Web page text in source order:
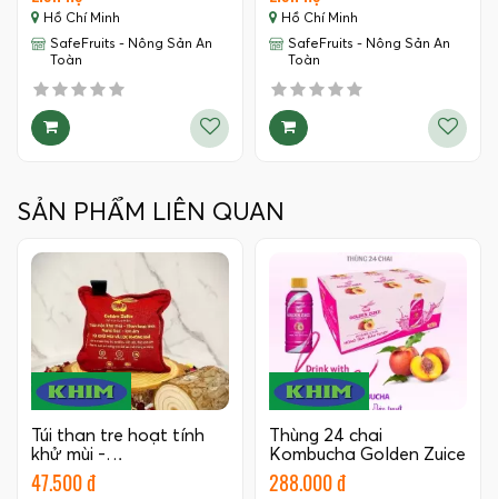
Hồ Chí Minh
SafeFruits - Nông Sản An
Toàn
Hồ Chí Minh
SafeFruits - Nông Sản An
Toàn
SẢN PHẨM LIÊN QUAN
Túi than tre hoạt tính
khử mùi -…
47.500 đ
Thùng 24 chai
Kombucha Golden Zuice
350 ML
288.000 đ